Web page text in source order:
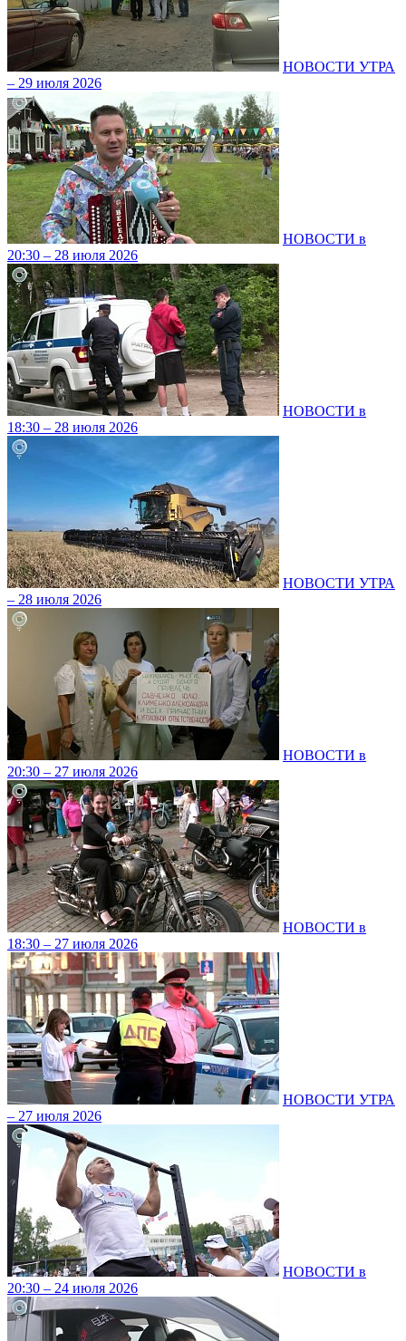
НОВОСТИ УТРА
– 29 июля 2026
НОВОСТИ в
20:30 – 28 июля 2026
НОВОСТИ в
18:30 – 28 июля 2026
НОВОСТИ УТРА
– 28 июля 2026
НОВОСТИ в
20:30 – 27 июля 2026
НОВОСТИ в
18:30 – 27 июля 2026
НОВОСТИ УТРА
– 27 июля 2026
НОВОСТИ в
20:30 – 24 июля 2026